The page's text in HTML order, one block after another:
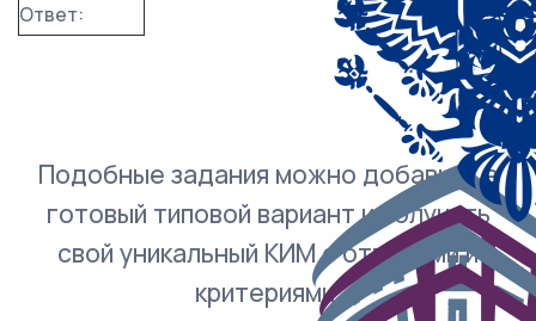
Ответ:
Подобные задания можно добавить в
готовый типовой вариант и получить
свой уникальный КИМ с ответами и
критериями.